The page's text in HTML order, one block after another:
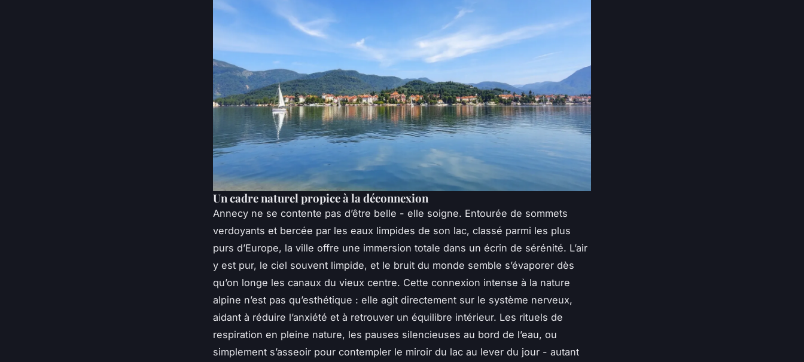
Un cadre naturel propice à la déconnexion
Annecy ne se contente pas d’être belle - elle soigne. Entourée de sommets
verdoyants et bercée par les eaux limpides de son lac, classé parmi les plus
purs d’Europe, la ville offre une immersion totale dans un écrin de sérénité. L’air
y est pur, le ciel souvent limpide, et le bruit du monde semble s’évaporer dès
qu’on longe les canaux du vieux centre. Cette connexion intense à la nature
alpine n’est pas qu’esthétique : elle agit directement sur le système nerveux,
aidant à réduire l’anxiété et à retrouver un équilibre intérieur. Les rituels de
respiration en pleine nature, les pauses silencieuses au bord de l’eau, ou
simplement s’asseoir pour contempler le miroir du lac au lever du jour - autant